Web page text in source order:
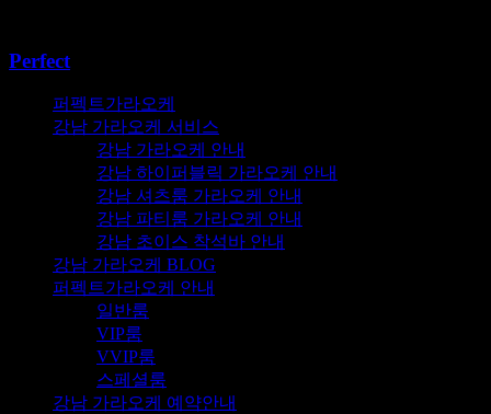
Perfect
퍼펙트가라오케
강남 가라오케 서비스
강남 가라오케 안내
강남 하이퍼블릭 가라오케 안내
강남 셔츠룸 가라오케 안내
강남 파티룸 가라오케 안내
강남 초이스 착석바 안내
강남 가라오케 BLOG
퍼펙트가라오케 안내
일반룸
VIP룸
VVIP룸
스페셜룸
강남 가라오케 예약안내